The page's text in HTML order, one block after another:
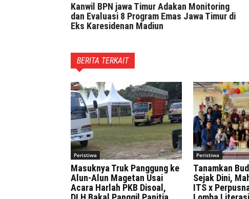
Kanwil BPN jawa Timur Adakan Monitoring
dan Evaluasi 8 Program Emas Jawa Timur di
Eks Karesidenan Madiun
BERITA TERKAIT
Peristiwa
Masuknya Truk Panggung ke
Alun-Alun Magetan Usai
Acara Harlah PKB Disoal,
Peristiwa
Tanamkan
Sejak Dini,
ITS x